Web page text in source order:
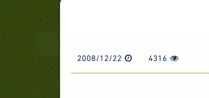
4316
2008/12/22